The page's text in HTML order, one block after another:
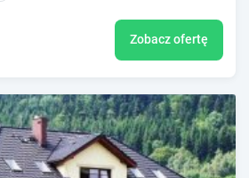
Zobacz ofertę